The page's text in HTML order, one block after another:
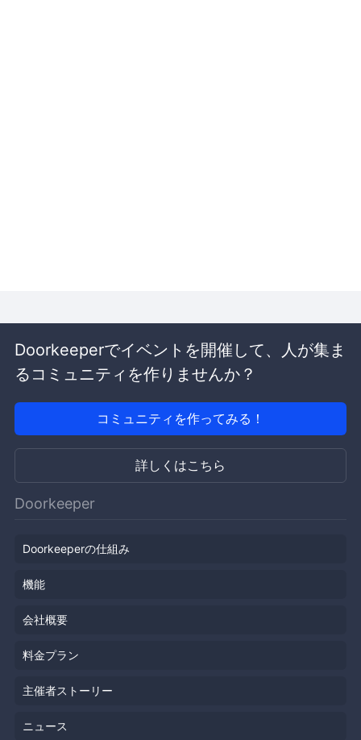
Doorkeeperでイベントを開催して、人が集ま
るコミュニティを作りませんか？
コミュニティを作ってみる！
詳しくはこちら
Doorkeeper
Doorkeeperの仕組み
機能
会社概要
料金プラン
主催者ストーリー
ニュース